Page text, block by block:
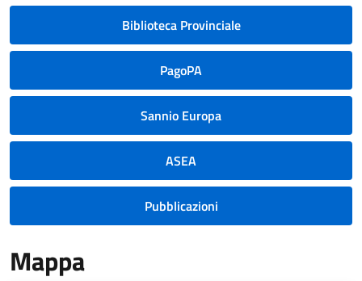
Biblioteca Provinciale
PagoPA
Sannio Europa
ASEA
Pubblicazioni
Mappa